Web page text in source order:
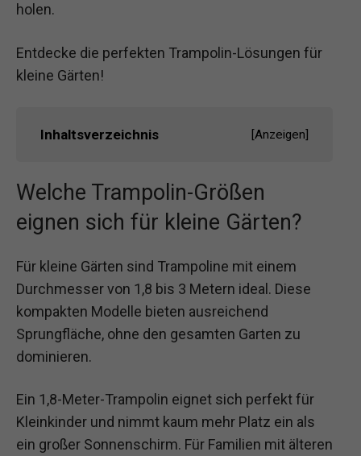
holen.
Entdecke die perfekten Trampolin-Lösungen für
kleine Gärten!
Inhaltsverzeichnis [Anzeigen]
Welche Trampolin-Größen
eignen sich für kleine Gärten?
Für kleine Gärten sind Trampoline mit einem
Durchmesser von 1,8 bis 3 Metern ideal. Diese
kompakten Modelle bieten ausreichend
Sprungfläche, ohne den gesamten Garten zu
dominieren.
Ein 1,8-Meter-Trampolin eignet sich perfekt für
Kleinkinder und nimmt kaum mehr Platz ein als
ein großer Sonnenschirm. Für Familien mit älteren